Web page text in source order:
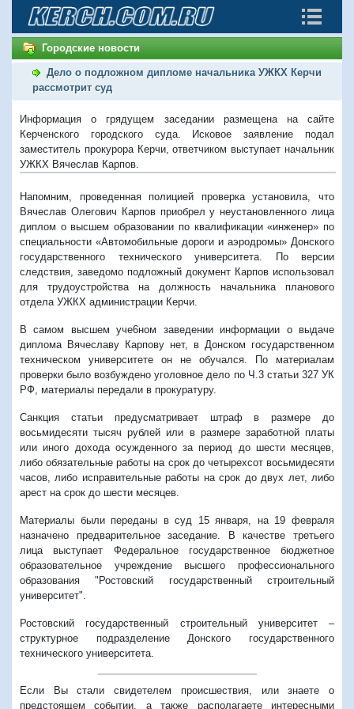
Городские новости
Дело о подложном дипломе начальника УЖКХ Керчи
рассмотрит суд
Информация о грядущем заседании размещена на сайте
Керченского городского суда. Исковое заявление подал
заместитель прокурора Керчи, ответчиком выступает начальник
УЖКХ Вячеслав Карпов.
Напомним, проведенная полицией проверка установила, что
Вячеслав Олегович Карпов приобрел у неустановленного лица
диплом о высшем образовании по квалификации «инженер» по
специальности «Автомобильные дороги и аэродромы» Донского
государственного технического университета. По версии
следствия, заведомо подложный документ Карпов использовал
для трудоустройства на должность начальника планового
отдела УЖКХ администрации Керчи.
В самом высшем уче6ном заведении информации о выдаче
диплома Вячеславу Карпову нет, в Донском государственном
техническом университете он не обучался. По материалам
проверки было возбуждено уголовное дело по Ч.3 статьи 327 УК
РФ, материалы передали в прокуратуру.
Санкция статьи предусматривает штраф в размере до
восьмидесяти тысяч рублей или в размере заработной платы
или иного дохода осужденного за период до шести месяцев,
либо обязательные работы на срок до четырехсот восьмидесяти
часов, либо исправительные работы на срок до двух лет, либо
арест на срок до шести месяцев.
Материалы были переданы в суд 15 января, на 19 февраля
назначено предварительное заседание. В качестве третьего
лица выступает Федеральное государственное бюджетное
образовательное учреждение высшего профессионального
образования "Ростовский государственный строительный
университет".
Ростовский государственный строительный университет –
структурное подразделение Донского государственного
технического университета.
Если Вы стали свидетелем происшествия, или знаете о
предстоящем событии, а также располагаете интересными